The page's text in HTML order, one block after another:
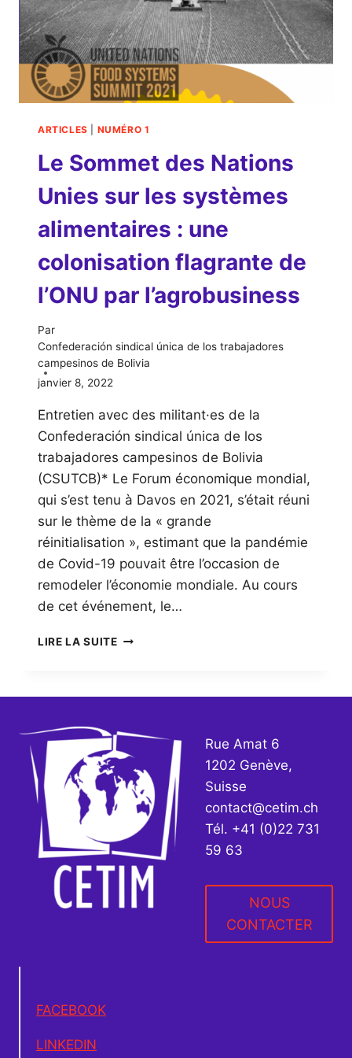
ARTICLES NUMÉRO 1
Le Sommet des Nations
Unies sur les systèmes
alimentaires : une
colonisation flagrante de
l’ONU par l’agrobusiness
Par
Confederación sindical única de los trabajadores
campesinos de Bolivia
janvier 8, 2022
Entretien avec des militant·es de la
Confederación sindical única de los
trabajadores campesinos de Bolivia
(CSUTCB)* Le Forum économique mondial,
qui s’est tenu à Davos en 2021, s’était réuni
sur le thème de la « grande
réinitialisation », estimant que la pandémie
de Covid-19 pouvait être l’occasion de
remodeler l’économie mondiale. Au cours
de cet événement, le…
LIRE LA SUITELE
LES
SYSTÈMES
ALIMENTAIRES :
UNE
COLONISATION
FLAGRANTE
DE
L’ONU
PAR
L’AGROBUSINESS
Rue Amat 6
1202 Genève,
Suisse
contact@cetim.ch
Tél. +41 (0)22 731
59 63
NOUS
CONTACTER
FACEBOOK
LINKEDIN